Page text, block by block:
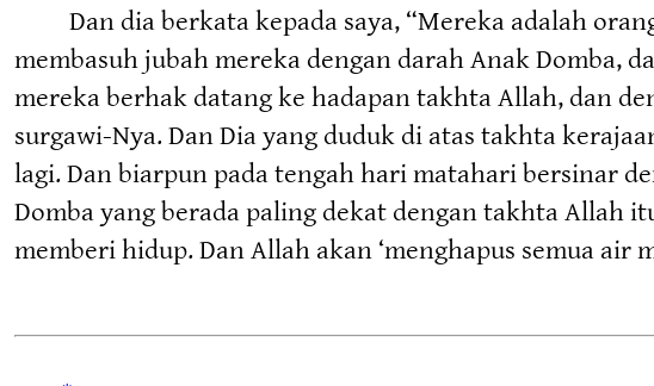
Dan dia berkata kepada saya, “Mereka adalah
membasuh jubah mereka dengan darah Anak Domba,
mereka berhak datang ke hadapan takhta Allah, dan
surgawi-Nya. Dan Dia yang duduk di atas takhta
lagi. Dan biarpun pada tengah hari matahari bersinar
Domba yang berada paling dekat dengan takhta Allah
memberi hidup. Dan Allah akan ‘menghapus semua air